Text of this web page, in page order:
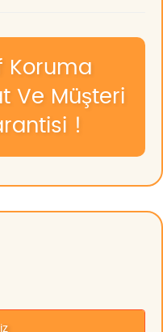
Koruma
Ve Müşteri
!